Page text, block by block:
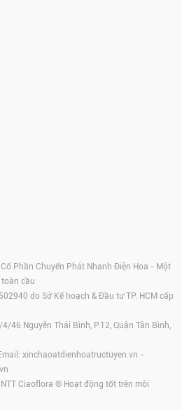
Phần Chuyển Phát Nhanh Điện Hoa - Một
cầu
do Sở Kế hoạch & Đầu tư TP. HCM cấp
46 Nguyễn Thái Bình, P.12, Quận Tân Bình,
xinchaoatdienhoatructuyen.vn -
Ciaoflora ® Hoạt động tốt trên môi